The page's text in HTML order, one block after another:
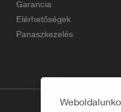
Garancia
Elérhetőségek
Panaszkezelés